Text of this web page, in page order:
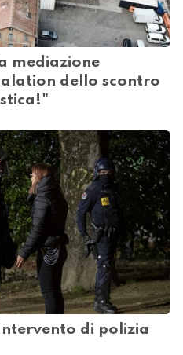
mediazione
dello scontro
di polizia